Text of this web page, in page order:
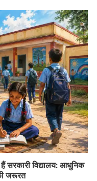
हैं सरकारी विद्यालय: आधुनिक
जरूरत